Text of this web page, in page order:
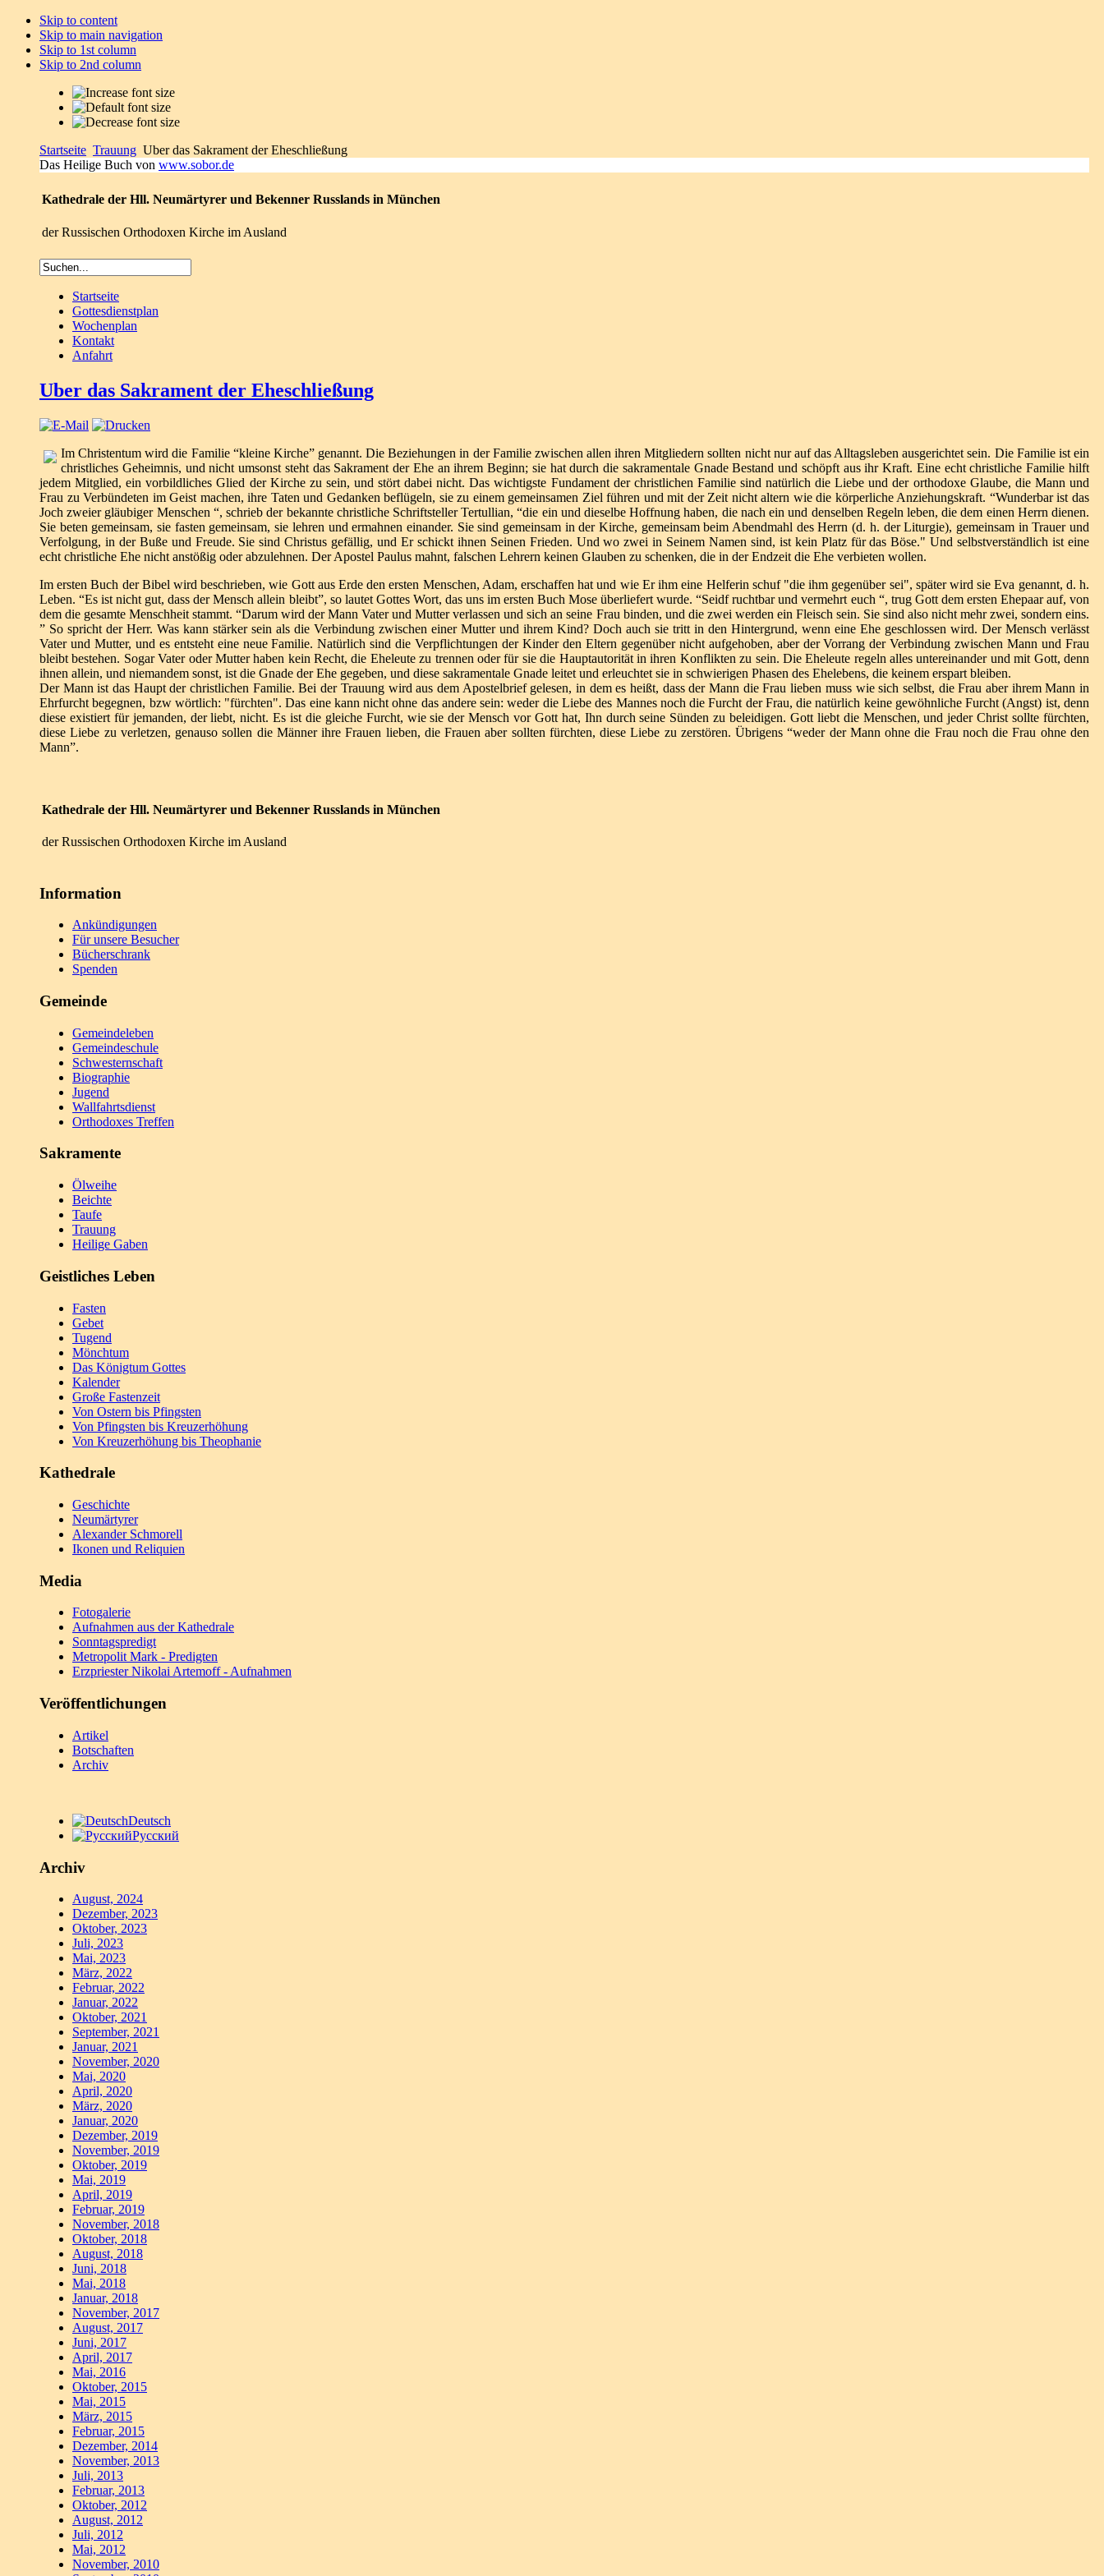
Skip to content
Skip to main navigation
Skip to 1st column
Skip to 2nd column
Startseite Trauung Uber das Sakrament der Eheschließung
Das Heilige Buch von www.sobor.de
Kathedrale der Hll. Neumärtyrer und Bekenner Russlands in München
der Russischen Orthodoxen Kirche im Ausland
Startseite
Gottesdienstplan
Wochenplan
Kontakt
Anfahrt
Uber das Sakrament der Eheschließung
Im Christentum wird die Familie “kleine Kirche” genannt. Die Beziehungen in der Familie zwischen allen ihren Mitgliedern sollten nicht nur auf das Alltagsleben ausgerichtet sein. Die Familie ist ein
christliches Geheimnis, und nicht umsonst steht das Sakrament der Ehe an ihrem Beginn; sie hat durch die sakramentale Gnade Bestand und schöpft aus ihr Kraft. Eine echt christliche Familie hilft
jedem Mitglied, ein vorbildliches Glied der Kirche zu sein, und stört dabei nicht. Das wichtigste Fundament der christlichen Familie sind natürlich die Liebe und der orthodoxe Glaube, die Mann und
Frau zu Verbündeten im Geist machen, ihre Taten und Gedanken beflügeln, sie zu einem gemeinsamen Ziel führen und mit der Zeit nicht altern wie die körperliche Anziehungskraft. “Wunderbar ist das
Joch zweier gläubiger Menschen “, schrieb der bekannte christliche Schriftsteller Tertullian, “die ein und dieselbe Hoffnung haben, die nach ein und denselben Regeln leben, die dem einen Herrn dienen.
Sie beten gemeinsam, sie fasten gemeinsam, sie lehren und ermahnen einander. Sie sind gemeinsam in der Kirche, gemeinsam beim Abendmahl des Herrn (d. h. der Liturgie), gemeinsam in Trauer und
Verfolgung, in der Buße und Freude. Sie sind Christus gefällig, und Er schickt ihnen Seinen Frieden. Und wo zwei in Seinem Namen sind, ist kein Platz für das Böse." Und selbstverständlich ist eine
echt christliche Ehe nicht anstößig oder abzulehnen. Der Apostel Paulus mahnt, falschen Lehrern keinen Glauben zu schenken, die in der Endzeit die Ehe verbieten wollen.
Im ersten Buch der Bibel wird beschrieben, wie Gott aus Erde den ersten Menschen, Adam, erschaffen hat und wie Er ihm eine Helferin schuf "die ihm gegenüber sei", später wird sie Eva genannt, d. h.
Leben. “Es ist nicht gut, dass der Mensch allein bleibt”, so lautet Gottes Wort, das uns im ersten Buch Mose überliefert wurde. “Seidf ruchtbar und vermehrt euch “, trug Gott dem ersten Ehepaar auf, von
dem die gesamte Menschheit stammt. “Darum wird der Mann Vater und Mutter verlassen und sich an seine Frau binden, und die zwei werden ein Fleisch sein. Sie sind also nicht mehr zwei, sondern eins.
” So spricht der Herr. Was kann stärker sein als die Verbindung zwischen einer Mutter und ihrem Kind? Doch auch sie tritt in den Hintergrund, wenn eine Ehe geschlossen wird. Der Mensch verlässt
Vater und Mutter, und es entsteht eine neue Familie. Natürlich sind die Verpflichtungen der Kinder den Eltern gegenüber nicht aufgehoben, aber der Vorrang der Verbindung zwischen Mann und Frau
bleibt bestehen. Sogar Vater oder Mutter haben kein Recht, die Eheleute zu trennen oder für sie die Hauptautorität in ihren Konflikten zu sein. Die Eheleute regeln alles untereinander und mit Gott, denn
ihnen allein, und niemandem sonst, ist die Gnade der Ehe gegeben, und diese sakramentale Gnade leitet und erleuchtet sie in schwierigen Phasen des Ehelebens, die keinem erspart bleiben.
Der Mann ist das Haupt der christlichen Familie. Bei der Trauung wird aus dem Apostelbrief gelesen, in dem es heißt, dass der Mann die Frau lieben muss wie sich selbst, die Frau aber ihrem Mann in
Ehrfurcht begegnen, bzw wörtlich: "fürchten". Das eine kann nicht ohne das andere sein: weder die Liebe des Mannes noch die Furcht der Frau, die natürlich keine gewöhnliche Furcht (Angst) ist, denn
diese existiert für jemanden, der liebt, nicht. Es ist die gleiche Furcht, wie sie der Mensch vor Gott hat, Ihn durch seine Sünden zu beleidigen. Gott liebt die Menschen, und jeder Christ sollte fürchten,
diese Liebe zu verletzen, genauso sollen die Männer ihre Frauen lieben, die Frauen aber sollten fürchten, diese Liebe zu zerstören. Übrigens “weder der Mann ohne die Frau noch die Frau ohne den
Mann”.
Kathedrale der Hll. Neumärtyrer und Bekenner Russlands in München
der Russischen Orthodoxen Kirche im Ausland
Information
Ankündigungen
Für unsere Besucher
Bücherschrank
Spenden
Gemeinde
Gemeindeleben
Gemeindeschule
Schwesternschaft
Biographie
Jugend
Wallfahrtsdienst
Orthodoxes Treffen
Sakramente
Ölweihe
Beichte
Taufe
Trauung
Heilige Gaben
Geistliches Leben
Fasten
Gebet
Tugend
Mönchtum
Das Königtum Gottes
Kalender
Große Fastenzeit
Von Ostern bis Pfingsten
Von Pfingsten bis Kreuzerhöhung
Von Kreuzerhöhung bis Theophanie
Kathedrale
Geschichte
Neumärtyrer
Alexander Schmorell
Ikonen und Reliquien
Media
Fotogalerie
Aufnahmen aus der Kathedrale
Sonntagspredigt
Metropolit Mark - Predigten
Erzpriester Nikolai Artemoff - Aufnahmen
Veröffentlichungen
Artikel
Botschaften
Archiv
Deutsch
Русский
Archiv
August, 2024
Dezember, 2023
Oktober, 2023
Juli, 2023
Mai, 2023
März, 2022
Februar, 2022
Januar, 2022
Oktober, 2021
September, 2021
Januar, 2021
November, 2020
Mai, 2020
April, 2020
März, 2020
Januar, 2020
Dezember, 2019
November, 2019
Oktober, 2019
Mai, 2019
April, 2019
Februar, 2019
November, 2018
Oktober, 2018
August, 2018
Juni, 2018
Mai, 2018
Januar, 2018
November, 2017
August, 2017
Juni, 2017
April, 2017
Mai, 2016
Oktober, 2015
Mai, 2015
März, 2015
Februar, 2015
Dezember, 2014
November, 2013
Juli, 2013
Februar, 2013
Oktober, 2012
August, 2012
Juli, 2012
Mai, 2012
November, 2010